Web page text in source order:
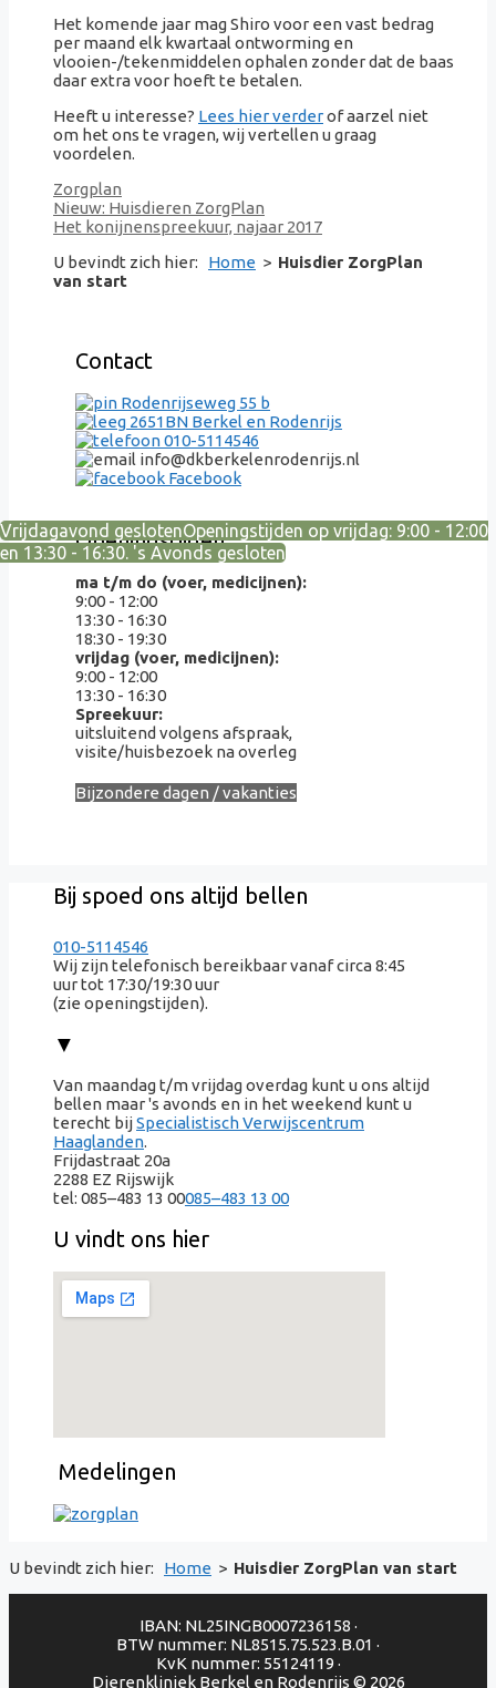
Het komende jaar mag Shiro voor een vast bedrag
per maand elk kwartaal ontworming en
vlooien-/tekenmiddelen ophalen zonder dat de baas
daar extra voor hoeft te betalen.
Heeft u interesse? Lees hier verderof aarzel niet
om het ons te vragen, wij vertellen u graag
voordelen.
Categorieën
Zorgplan
Nieuw: Huisdieren ZorgPlan
Het konijnenspreekuur, najaar 2017
U bevindt zich hier: Home > Huisdier ZorgPlan
van start
Contact
Rodenrijseweg 55 b
2651BN Berkel en Rodenrijs
010-5114546
info@dkberkelenrodenrijs.nl
Facebook
Openingstijden
ma t/m do (voer, medicijnen):
9:00 - 12:00
13:30 - 16:30
18:30 - 19:30
vrijdag (voer, medicijnen):
9:00 - 12:00
13:30 - 16:30
Spreekuur:
uitsluitend volgens afspraak,
visite/huisbezoek na overleg
Bijzondere dagen / vakanties
Bij spoed ons altijd bellen
010-5114546
Wij zijn telefonisch bereikbaar vanaf circa 8:45
uur tot 17:30/19:30 uur
(zie openingstijden).
▼
Van maandag t/m vrijdag overdag kunt u ons altijd
bellen maar 's avonds en in het weekend kunt u
terecht bijSpecialistisch Verwijscentrum
Haaglanden.
Frijdastraat 20a
2288 EZ Rijswijk
tel: 085–483 13 00085–483 13 00
U vindt ons hier
Medelingen
U bevindt zich hier: Home > Huisdier ZorgPlan van start
IBAN: NL25INGB0007236158 ·
BTW nummer: NL8515.75.523.B.01 ·
KvK nummer: 55124119 ·
Dierenkliniek Berkel en Rodenrijs © 2026
Vrijdagavond geslotenOpeningstijden op vrijdag: 9:00 - 12:00
en 13:30 - 16:30. 's Avonds gesloten